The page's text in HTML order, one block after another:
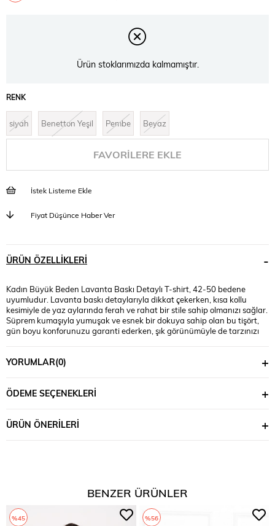
Ürün stoklarımızda kalmamıştır.
RENK
siyah Benetton Yeşil Pembe Beyaz
FAVORILERE EKLE
İstek Listeme Ekle
Fiyat Düşünce Haber Ver
ÜRÜN ÖZELLIKLERI
Kadın Büyük Beden Lavanta Baskı Detaylı T-shirt, 42-50 bedene
uyumludur. Lavanta baskı detaylarıyla dikkat çekerken, kısa kollu
kesimiyle de yaz aylarında ferah ve rahat bir stile sahip olmanızı sağlar.
Süprem kumaşıyla yumuşak ve esnek bir dokuya sahip olan bu tişört,
gün boyu konforunuzu garanti ederken, şık görünümüyle de tarzınızı
90 Bel: 89 Basen: 116
YORUMLAR(0)
ÖDEME SEÇENEKLERI
ÜRÜN ÖNERILERI
BENZER ÜRÜNLER
%45 %56